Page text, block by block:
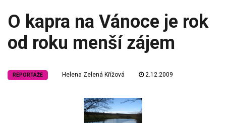
O kapra na Vánoce je rok
od roku menší zájem
REPORTÁŽE Helena Zelená Křížová 2.12.2009